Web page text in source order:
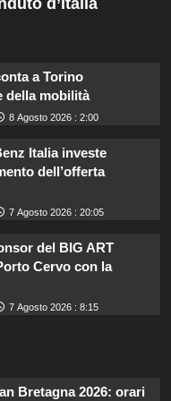
a Torino
della mobilità
8 Agosto 2026 : 2:00
Italia investe
dell’offerta
7 Agosto 2026 : 20:05
del BIG ART
Cervo con la
7 Agosto 2026 : 8:15
Bretagna 2026: orari